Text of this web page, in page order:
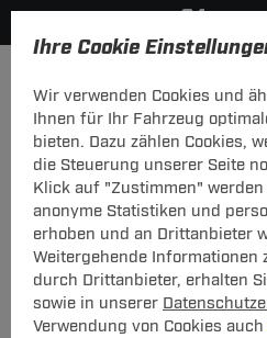
Ihre Cookie
Wir verwenden Cookies und
Ihnen für Ihr Fahrzeug
bieten. Dazu zählen Cookies,
die Steuerung unserer Seite
Klick auf "Zustimmen"
anonyme Statistiken und
erhoben und an Drittanbieter
Weitergehende Informationen
durch Drittanbieter, erhalten
sowie in unserer
Verwendung von Cookies auch
Hier geht's zur Fahrzeugübersicht:
Anhängerkupplung
Hummer H3
starr, geschraubtes